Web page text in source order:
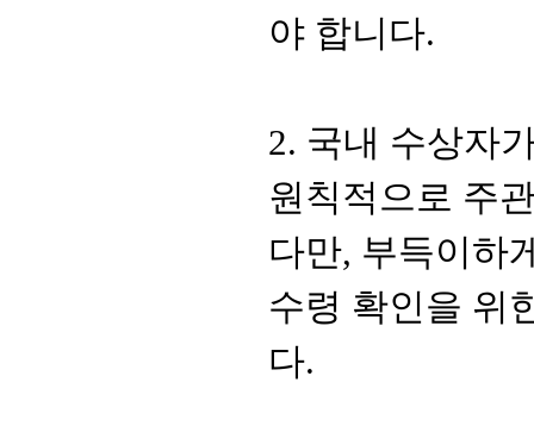
야 합니다.
2. 국내 수상자
원칙적으로 주
다만, 부득이하
수령 확인을 위
다.